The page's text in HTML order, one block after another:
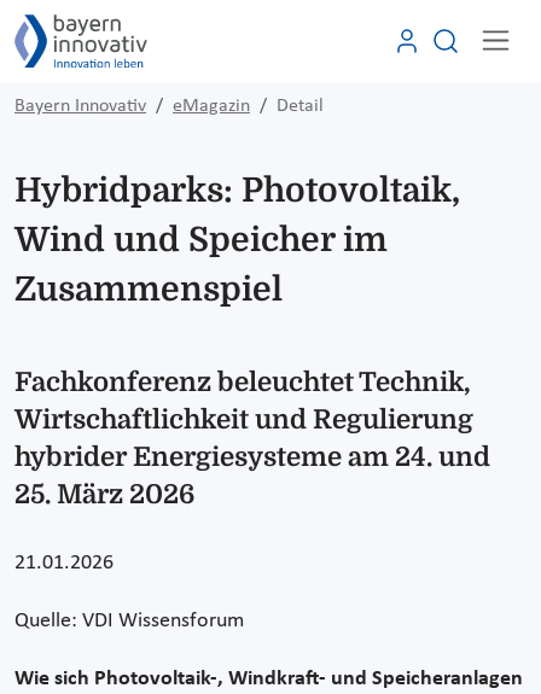
Bayern Innovativ eMagazin Detail
Hybridparks: Photovoltaik,
Wind und Speicher im
Zusammenspiel
Fachkonferenz beleuchtet Technik,
Wirtschaftlichkeit und Regulierung
hybrider Energiesysteme am 24. und
25. März 2026
21.01.2026
Quelle: VDI Wissensforum
Wie sich Photovoltaik-, Windkraft- und Speicheranlagen